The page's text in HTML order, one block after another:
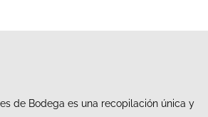
de Bodega es una recopilación única y